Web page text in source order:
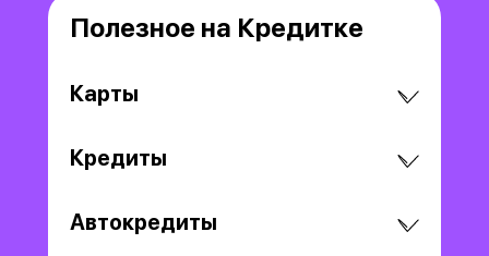
Полезное на Кредитке
Карты
Кредиты
Автокредиты